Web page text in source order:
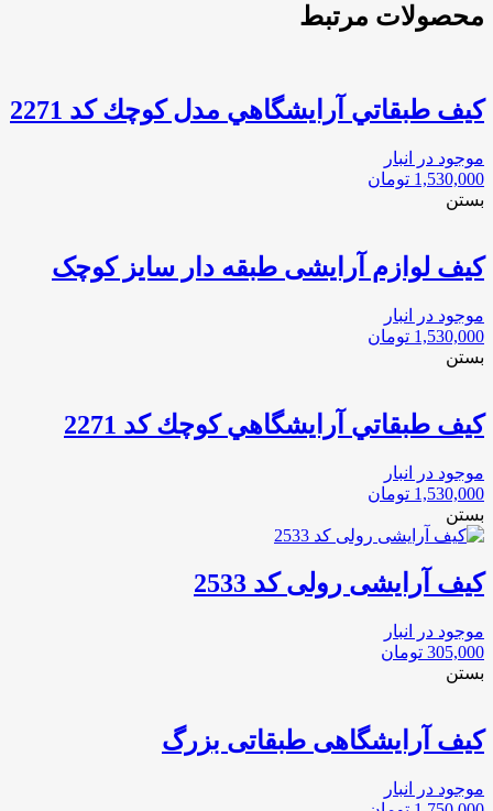
آب
2515
عدد
محصولات مرتبط
كيف طبقاتي آرايشگاهي مدل كوچك كد 2271
موجود در انبار
1,530,000 تومان
بستن
کیف لوازم آرایشی طبقه دار سایز کوچک
موجود در انبار
1,530,000 تومان
بستن
كيف طبقاتي آرايشگاهي كوچك كد 2271
موجود در انبار
1,530,000 تومان
بستن
کیف آرایشی رولی کد 2533
موجود در انبار
305,000 تومان
بستن
کیف آرایشگاهی طبقاتی بزرگ
موجود در انبار